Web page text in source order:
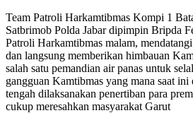
Team Patroli Harkamtibmas Kompi 1
Satbrimob Polda Jabar dipimpin Bripda
Patroli Harkamtibmas malam,
dan langsung memberikan himbauan
salah satu pemandian air panas untuk
gangguan Kamtibmas yang mana saat
tengah dilaksanakan penertiban para
cukup meresahkan masyarakat Garut